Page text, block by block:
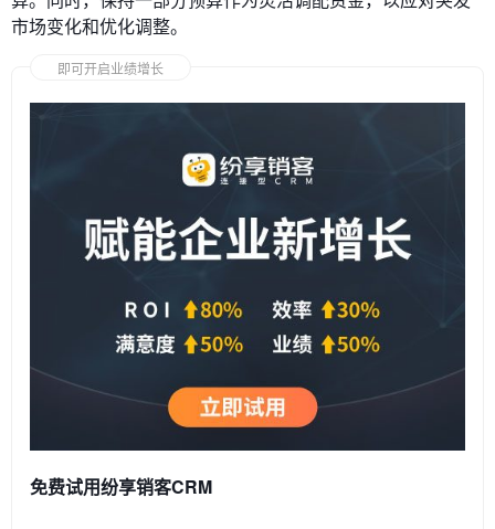
市场变化和优化调整。
即可开启业绩增长
免费试用纷享销客CRM